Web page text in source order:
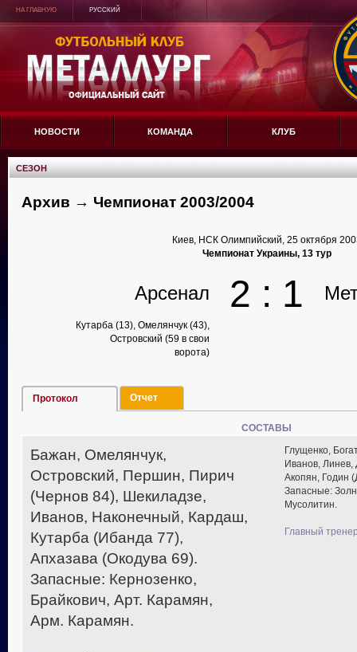
НА ГЛАВНУЮ РУССКИЙ
НОВОСТИ КОМАНДА КЛУБ
СЕЗОН
Архив → Чемпионат 2003/2004
Киев, НСК Олимпийский, 25 октября
Чемпионат Украины, 13 тур
Арсенал 2 : 1
Кутарба (13), Омелянчук (43),
Островский (59 в свои
ворота)
Протокол Отчет
СОСТАВЫ
Бажан, Омелянчук,
Островский, Першин, Пирич
(Чернов 84), Шекиладзе,
Иванов, Наконечный, Кардаш,
Кутарба (Ибанда 77),
Апхазава (Окодува 69).
Запасные: Кернозенко,
Брайкович, Арт. Карамян,
Арм. Карамян.
Глущенко,
Иванов, Линев,
Акопян, Годин
Запасные:
Мусолитин.
Главный